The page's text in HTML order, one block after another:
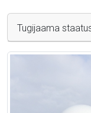
Tugijaama